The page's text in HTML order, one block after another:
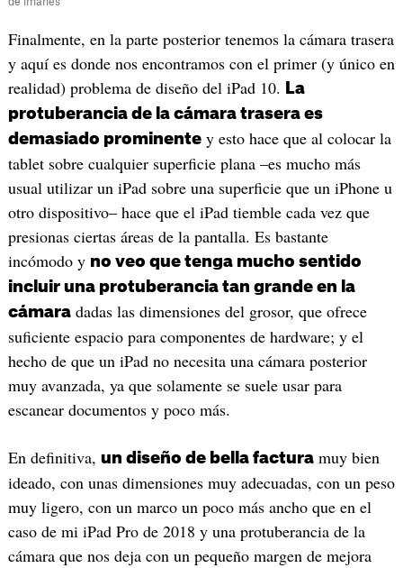
Finalmente, en la parte posterior tenemos la cámara trasera
y aquí es donde nos encontramos con el primer (y único en
realidad) problema de diseño del iPad 10.
La
protuberancia de la cámara trasera es
demasiado prominentey esto hace que al colocar la
tablet sobre cualquier superficie plana –es mucho más
usual utilizar un iPad sobre una superficie que un iPhone u
otro dispositivo– hace que el iPad tiemble cada vez que
presionas ciertas áreas de la pantalla. Es bastante
incómodo y no veo que tenga mucho sentido
incluir una protuberancia tan grande en la
cámaradadas las dimensiones del grosor, que ofrece
suficiente espacio para componentes de hardware; y el
hecho de que un iPad no necesita una cámara posterior
muy avanzada, ya que solamente se suele usar para
escanear documentos y poco más.
En definitiva, un diseño de bella facturamuy bien
ideado, con unas dimensiones muy adecuadas, con un peso
muy ligero, con un marco un poco más ancho que en el
caso de mi iPad Pro de 2018 y una protuberancia de la
cámara que nos deja con un pequeño margen de mejora